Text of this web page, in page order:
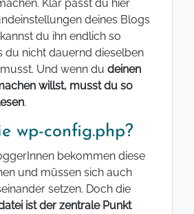
Klar passt du hier
deines Blogs
du ihn endlich so
du nicht dauernd dieselben
Und wenn du deinen
willst, musst du so
.
wp-config.php?
bekommen diese
und müssen sich auch
setzen. Doch die
ist der zentrale Punkt